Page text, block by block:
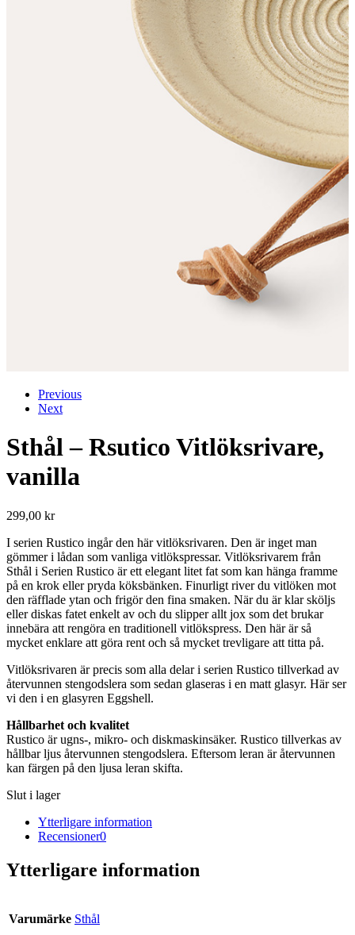
Previous
Next
Sthål – Rsutico Vitlöksrivare,
vanilla
299,00 kr
I serien Rustico ingår den här vitlöksrivaren. Den är inget man
gömmer i lådan som vanliga vitlökspressar. Vitlöksrivarem från
Sthål i Serien Rustico är ett elegant litet fat som kan hänga framme
på en krok eller pryda köksbänken. Finurligt river du vitlöken mot
den räfflade ytan och frigör den fina smaken. När du är klar sköljs
eller diskas fatet enkelt av och du slipper allt jox som det brukar
innebära att rengöra en traditionell vitlökspress. Den här är så
mycket enklare att göra rent och så mycket trevligare att titta på.
Vitlöksrivaren är precis som alla delar i serien Rustico tillverkad av
återvunnen stengodslera som sedan glaseras i en matt glasyr. Här ser
vi den i en glasyren Eggshell.
Hållbarhet och kvalitet
Rustico är ugns-, mikro- och diskmaskinsäker. Rustico tillverkas av
hållbar ljus återvunnen stengodslera. Eftersom leran är återvunnen
kan färgen på den ljusa leran skifta.
Slut i lager
Ytterligare information
Recensioner0
Ytterligare information
Varumärke Sthål